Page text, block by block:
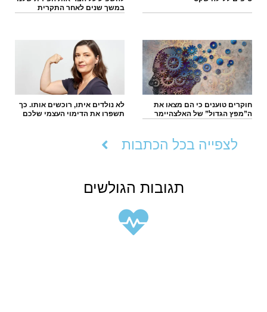
במשך שנים לאחר התקרית
חוקרים טוענים כי הם מצאו את
ה”מפץ הגדול” של האלצהיימר
לא נולדים איתו, רוכשים אותו. כך
תשפרו את הדימוי העצמי שלכם
לצפייה בכל הכתבות
תגובות הגולשים